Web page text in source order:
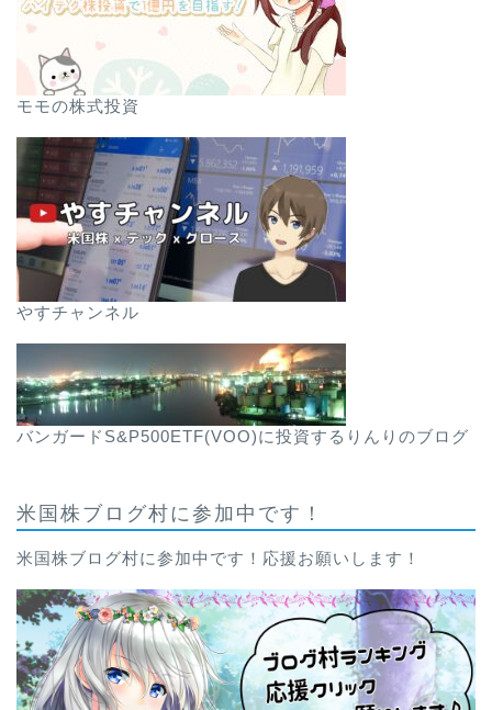
モモの株式投資
やすチャンネル
バンガードS&P500ETF(VOO)に投資するりんりのブログ
米国株ブログ村に参加中です！
米国株ブログ村に参加中です！応援お願いします！